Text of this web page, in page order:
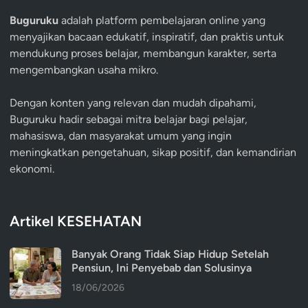
Buguruku adalah platform pembelajaran online yang
menyajikan bacaan edukatif, inspiratif, dan praktis untuk
mendukung proses belajar, membangun karakter, serta
mengembangkan usaha mikro.
Dengan konten yang relevan dan mudah dipahami,
Buguruku hadir sebagai mitra belajar bagi pelajar,
mahasiswa, dan masyarakat umum yang ingin
meningkatkan pengetahuan, sikap positif, dan kemandirian
ekonomi.
Artikel KESEHATAN
Banyak Orang Tidak Siap Hidup Setelah
Pensiun, Ini Penyebab dan Solusinya
18/06/2026